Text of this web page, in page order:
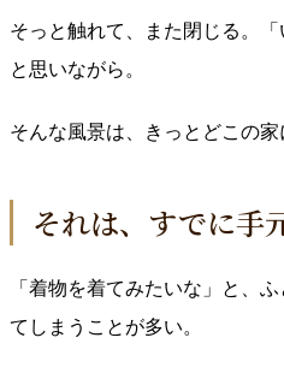
そっと触れて、また閉じる。「
と思いながら。
そんな風景は、きっとどこの家
それは、すでに手
「着物を着てみたいな」と、
てしまうことが多い。